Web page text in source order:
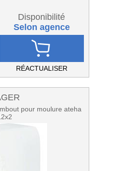
Disponibilité
Selon agence
RÉACTUALISER
pour moulure ateha